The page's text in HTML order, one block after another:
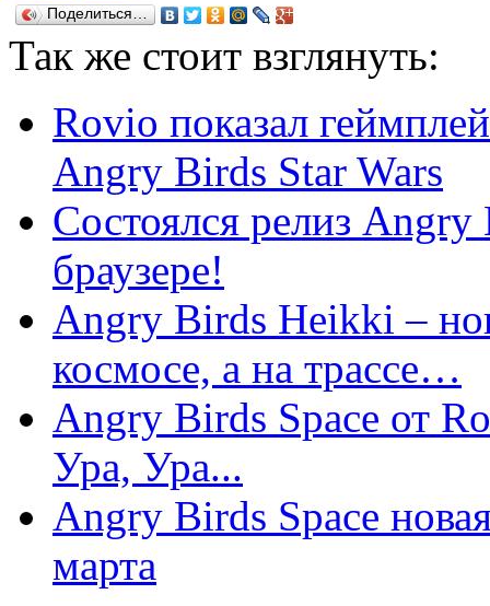
Поделиться…
Так же стоит взглянуть:
Rovio показал
Angry Birds Star Wars
Состоялся релиз
браузере!
Angry Birds Heikki –
космосе, а на трассе…
Angry Birds Space от
Ура, Ура...
Angry Birds Space
марта